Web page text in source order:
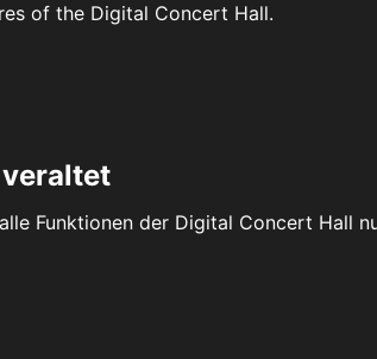
of the Digital Concert Hall.
Funktionen der Digital Concert Hall